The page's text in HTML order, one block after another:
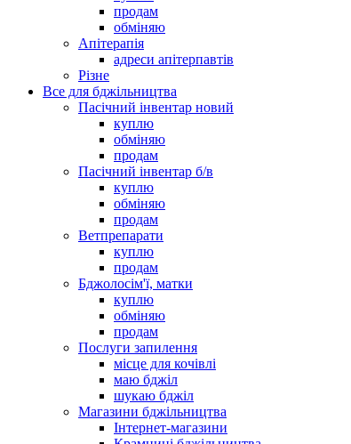
продам
обміняю
Апітерапія
адреси апітерпавтів
Різне
Все для бджільництва
Пасічний інвентар новий
куплю
обміняю
продам
Пасічний інвентар б/в
куплю
обміняю
продам
Ветпрепарати
куплю
продам
Бджолосім'ї, матки
куплю
обміняю
продам
Послуги запилення
місце для кочівлі
маю бджіл
шукаю бджіл
Магазини бджільництва
Інтернет-магазини